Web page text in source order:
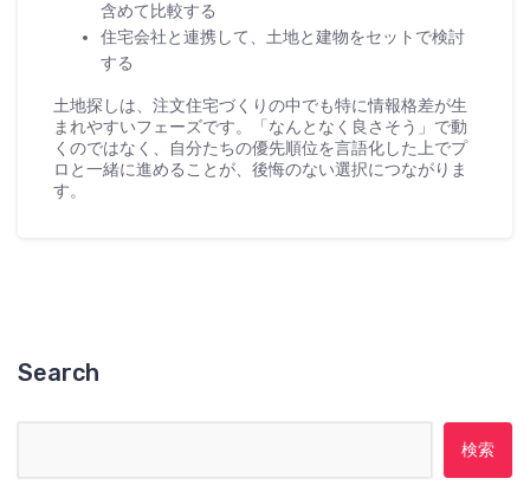
含めて比較する
住宅会社と連携して、土地と建物をセットで検討
する
土地探しは、注文住宅づくりの中でも特に情報格差が生
まれやすいフェーズです。「なんとなく良さそう」で動
くのではなく、自分たちの優先順位を言語化した上でプ
ロと一緒に進めることが、後悔のない選択につながりま
す。
Search